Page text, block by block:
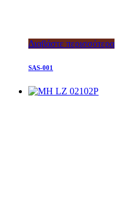
Διαβάστε περισσότερα
SAS-001